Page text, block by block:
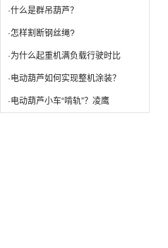
·什么是群吊葫芦？
·怎样割断钢丝绳?
·为什么起重机满负载行驶时比
·电动葫芦如何实现整机涂装？
·电动葫芦小车“啃轨”？凌鹰